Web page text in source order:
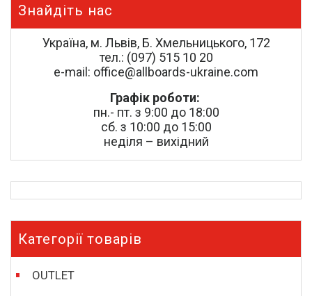
Знайдіть нас
Україна, м. Львів, Б. Хмельницького, 172
тел.: (097) 515 10 20
e-mail: office@allboards-ukraine.com
Графік роботи:
пн.- пт. з 9:00 до 18:00
сб. з 10:00 до 15:00
неділя – вихідний
Категорії товарів
OUTLET